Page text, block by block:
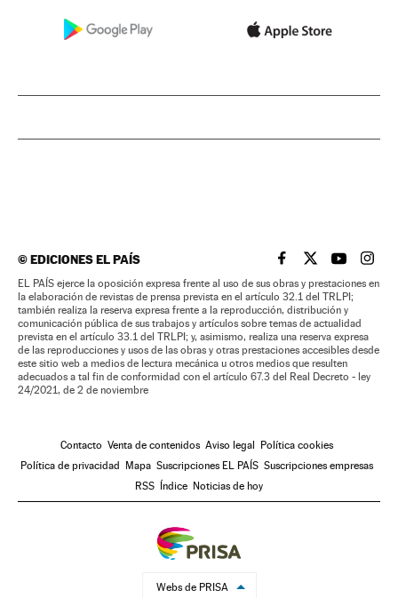
©EDICIONES EL PAÍS EL PAÍS BRASIL EN
EL PAÍSEL PAÍS
EL
EL PAÍS ejerce la oposición expresa frente al uso de sus obras y prestaciones en
la elaboración de revistas de prensa prevista en el artículo 32.1 del TRLPI;
también realiza la reserva expresa frente a la reproducción, distribución y
comunicación pública de sus trabajos y artículos sobre temas de actualidad
prevista en el artículo 33.1 del TRLPI; y, asimismo, realiza una reserva expresa
de las reproducciones y usos de las obras y otras prestaciones accesibles desde
este sitio web a medios de lectura mecánica u otros medios que resulten
adecuados a tal fin de conformidad con el artículo 67.3 del Real Decreto - ley
24/2021, de 2 de noviembre
Contacto Venta de contenidos Aviso legal Política cookies
Política de privacidad Mapa Suscripciones EL PAÍS Suscripciones empresas
RSS Índice Noticias de hoy
Webs de PRISA